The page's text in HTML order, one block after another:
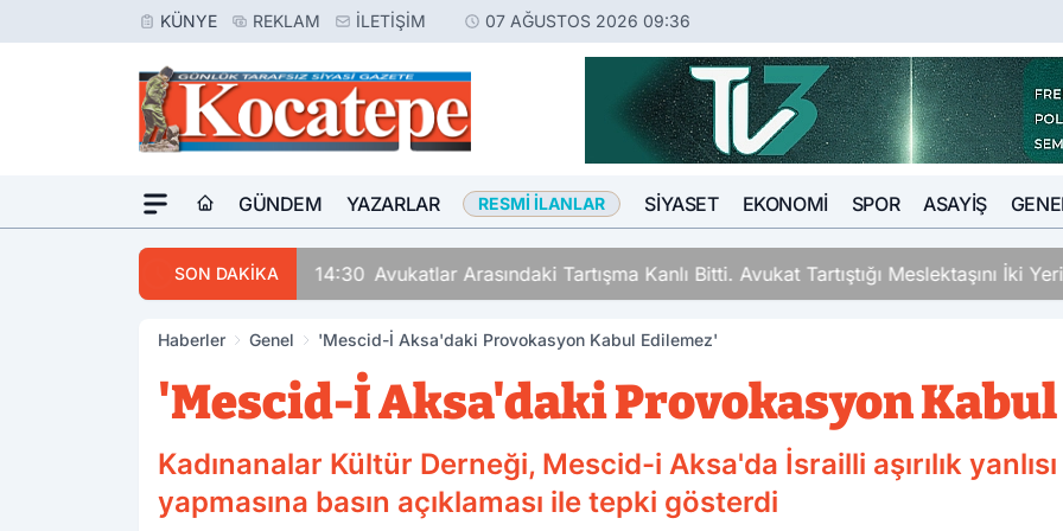
KÜNYE REKLAM İLETIŞIM 07 AĞUSTOS 2026 09:36
GÜNDEM YAZARLAR RESMI İLANLAR SIYASET EKONOMI SPOR ASAYIŞ
SON DAKİKA 14:30 Avukatlar Arasındaki Tartışma Kanlı Bitti. Avukat Tartıştığı Meslektaşını İki
Haberler Genel 'Mescid-İ Aksa'daki Provokasyon Kabul Edilemez'
'Mescid-İ Aksa'daki Provokasyon
Kadınanalar Kültür Derneği, Mescid-i Aksa'da İsrailli aşırılık
yapmasına basın açıklaması ile tepki gösterdi